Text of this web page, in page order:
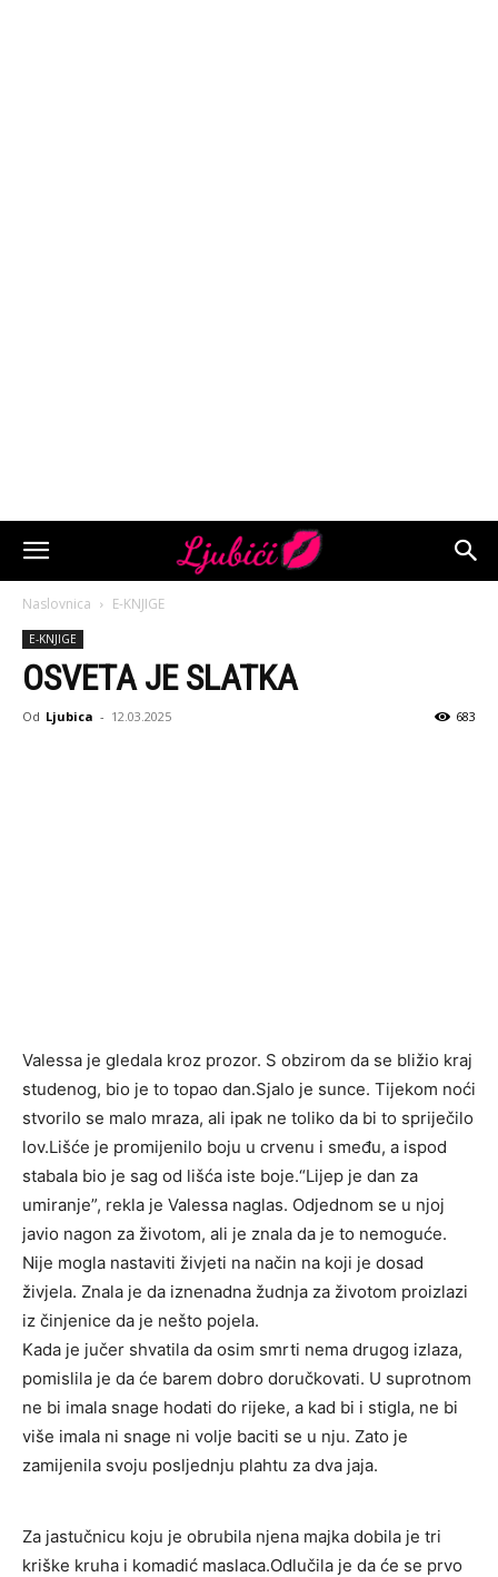
Naslovnica E-KNJIGE
E-KNJIGE
OSVETA JE SLATKA
Od Ljubica - 12.03.2025 683
Valessa je gledala kroz prozor. S obzirom da se bližio kraj
studenog, bio je to topao dan.Sjalo je sunce. Tijekom noći
stvorilo se malo mraza, ali ipak ne toliko da bi to spriječilo
lov.Lišće je promijenilo boju u crvenu i smeđu, a ispod
stabala bio je sag od lišća iste boje.“Lijep je dan za
umiranje”, rekla je Valessa naglas. Odjednom se u njoj
javio nagon za životom, ali je znala da je to nemoguće.
Nije mogla nastaviti živjeti na način na koji je dosad
živjela. Znala je da iznenadna žudnja za životom proizlazi
iz činjenice da je nešto pojela.
Kada je jučer shvatila da osim smrti nema drugog izlaza,
pomislila je da će barem dobro doručkovati. U suprotnom
ne bi imala snage hodati do rijeke, a kad bi i stigla, ne bi
više imala ni snage ni volje baciti se u nju. Zato je
zamijenila svoju posljednju plahtu za dva jaja.
Za jastučnicu koju je obrubila njena majka dobila je tri
kriške kruha i komadić maslaca.Odlučila je da će se prvo